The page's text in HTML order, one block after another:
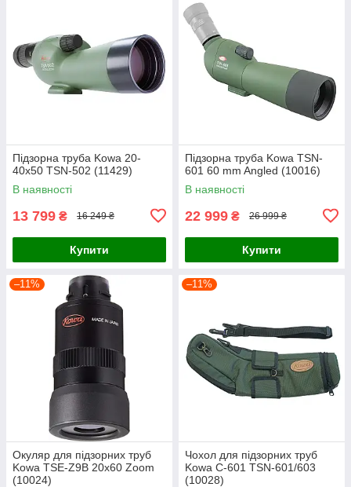
Підзорна труба Kowa 20-
40x50 TSN-502 (11429)
В наявності
13 799 ₴ 16 249 ₴
Купити
Підзорна труба Kowa TSN-
601 60 mm Angled (10016)
В наявності
22 999 ₴ 26 999 ₴
Купити
–11%
Окуляр для підзорних труб
Kowa TSE-Z9B 20x60 Zoom
(10024)
–11%
Чохол для підзорних труб
Kowa C-601 TSN-601/603
(10028)